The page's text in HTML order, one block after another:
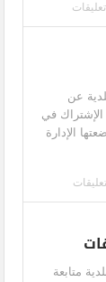
عن
الإشتراك في
الإدارة
متابعة